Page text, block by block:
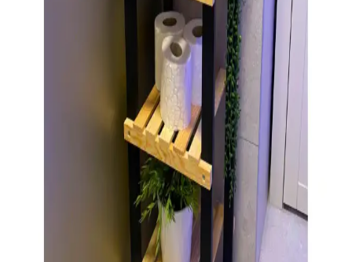
ALAS Çok Amaçlı Dolap ve Çekmece Organizer
Kutu Seti 4'lü Pratik ve Dayanıklı Tasarım
ALAS 2 adet 4'lü organizer kutu seti, dayanıklı kumaş ve pratik
tasarımıyla evinizi düzenlemenize yardımcı olur. Farklı boyutlarıyla
çeşitli alanlarda kullanılır, şık ve fonksiyonel çözümler sunar.
Motek Duo ve Mudesa Çamaşır Sepetlerinin Detaylı
Karşılaştırması ve En İyi Seçenek
Motek Duo ve Mudesa çamaşır sepetleri arasında detaylı
karşılaştırma yaparak, hacim, malzeme, tasarım ve kullanıcı
yorumlarıyla en uygun seçeneği belirleyin.
Tekli Bornoz ile Modern ve Şık Banyo Dekorasyonu